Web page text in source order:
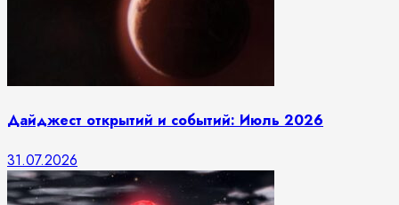
Дайджест открытий и событий: Июль 2026
31.07.2026